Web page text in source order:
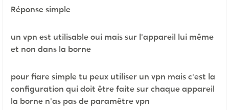
Réponse simple
un vpn est utilisable oui mais sur l'appareil lui même
et non dans la borne
pour fiare simple tu peux utiliser un vpn mais c'est la
configuration qui doit être faite sur chaque appareil
la borne n'as pas de paramêtre vpn